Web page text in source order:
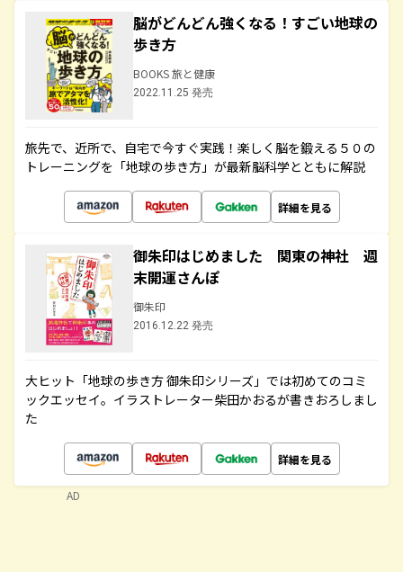
脳がどんどん強くなる！すごい地球の
歩き方
BOOKS 旅と健康
2022.11.25 発売
旅先で、近所で、自宅で今すぐ実践！楽しく脳を鍛える５０の
トレーニングを「地球の歩き方」が最新脳科学とともに解説
詳細を見る
御朱印はじめました 関東の神社 週
末開運さんぽ
御朱印
2016.12.22 発売
大ヒット「地球の歩き方 御朱印シリーズ」では初めてのコミ
ックエッセイ。イラストレーター柴田かおるが書きおろしまし
た
詳細を見る
AD